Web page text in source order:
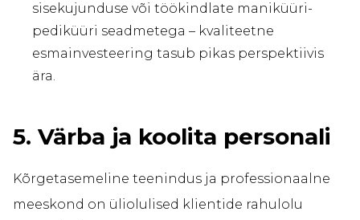
sisekujunduse või töökindlate maniküüri-
pediküüri seadmetega – kvaliteetne
esmainvesteering tasub pikas perspektiivis
ära.
5. Värba ja koolita personali
Kõrgetasemeline teenindus ja professionaalne
meeskond on üliolulised klientide rahulolu